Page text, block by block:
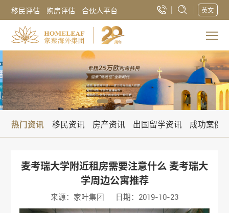
移民评估 购房评估 合伙人平台 英文
热门资讯 移民资讯 房产资讯 出国留学资讯 成功案例
麦考瑞大学附近租房需要注意什么 麦考瑞大
学周边公寓推荐
来源：家叶集团 日期：2019-10-23